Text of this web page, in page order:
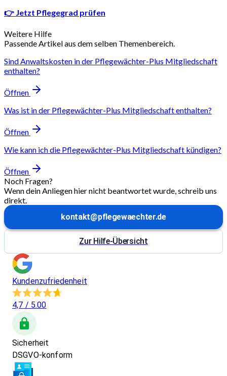
👉 Jetzt Pflegegrad prüfen
Weitere Hilfe
Passende Artikel aus dem selben Themenbereich.
Sind Anwaltskosten in der Pflegewächter-Plus Mitgliedschaft
enthalten?
Öffnen
Was ist in der Pflegewächter-Plus Mitgliedschaft enthalten?
Öffnen
Wie kann ich die Pflegewächter-Plus Mitgliedschaft kündigen?
Öffnen
Noch Fragen?
Wenn dein Anliegen hier nicht beantwortet wurde, schreib uns
direkt.
kontakt@pflegewaechter.de
Zur Hilfe-Übersicht
Kundenzufriedenheit
4,7 / 5.00
Sicherheit
DSGVO-konform